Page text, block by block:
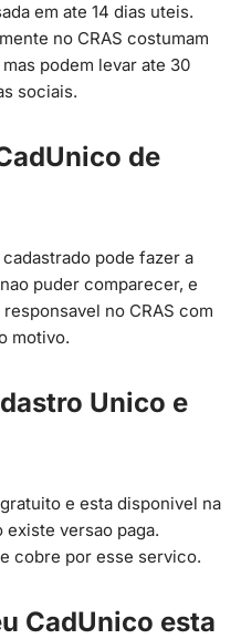
em ate 14 dias uteis.
no CRAS costumam
podem levar ate 30
sociais.
de
pode fazer a
puder comparecer, e
no CRAS com
motivo.
Unico e
e esta disponivel na
existe versao paga.
cobre por esse servico.
CadUnico esta